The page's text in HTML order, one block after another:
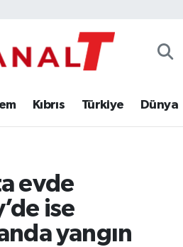
Kıbrıs Türkiye Dünya
evde
ise
yangın